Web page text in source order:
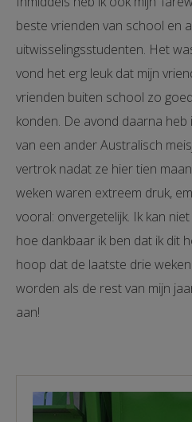
beste vrienden van school en
uitwisselingsstudenten. Het
vond het erg leuk dat mijn
vrienden buiten school zo
konden. De avond daarna
van een ander Australisch
vertrok nadat ze hier tien
weken waren extreem druk,
vooral: onvergetelijk. Ik kan
hoe dankbaar ik ben dat ik dit
hoop dat de laatste drie
worden als de rest van mijn
aan!